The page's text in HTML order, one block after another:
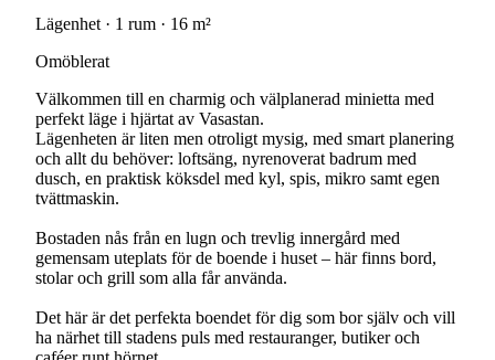
Lägenhet · 1 rum · 16 m²
Omöblerat
Välkommen till en charmig och välplanerad minietta med
perfekt läge i hjärtat av Vasastan.
Lägenheten är liten men otroligt mysig, med smart planering
och allt du behöver: loftsäng, nyrenoverat badrum med
dusch, en praktisk köksdel med kyl, spis, mikro samt egen
tvättmaskin.
Bostaden nås från en lugn och trevlig innergård med
gemensam uteplats för de boende i huset – här finns bord,
stolar och grill som alla får använda.
Det här är det perfekta boendet för dig som bor själv och vill
ha närhet till stadens puls med restauranger, butiker och